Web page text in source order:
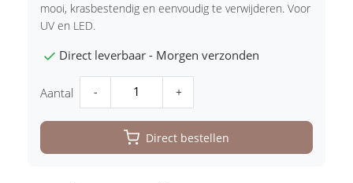
mooi, krasbestendig en eenvoudig te verwijderen. Voor
UV en LED.
Direct leverbaar - Morgen verzonden
Aantal - +
Direct bestellen